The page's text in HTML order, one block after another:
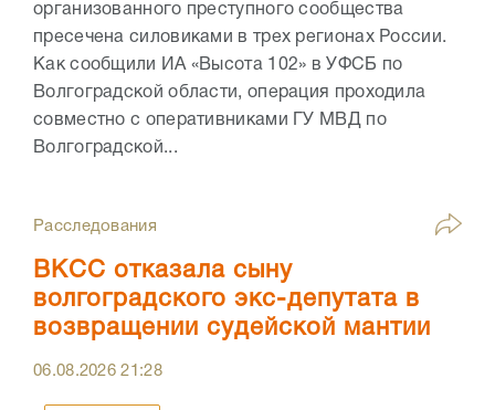
организованного преступного сообщества
пресечена силовиками в трех регионах России.
Как сообщили ИА «Высота 102» в УФСБ по
Волгоградской области, операция проходила
совместно с оперативниками ГУ МВД по
Волгоградской...
Расследования
ВКСС отказала сыну
волгоградского экс-депутата в
возвращении судейской мантии
06.08.202621:28